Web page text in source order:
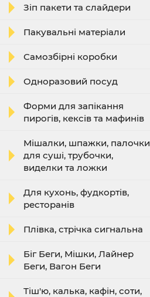
Зіп пакети та слайдери
Пакувальні матеріали
Самозбірні коробки
Одноразовий посуд
Форми для запікання
пирогів, кексів та мафинів
Мішалки, шпажки, палочки
для суші, трубочки,
виделки та ложки
Для кухонь, фудкортів,
ресторанів
Плівка, стрічка сигнальна
Біг Беги, Мішки, Лайнер
Беги, Вагон Беги
Тіш'ю, калька, кафін, соти,